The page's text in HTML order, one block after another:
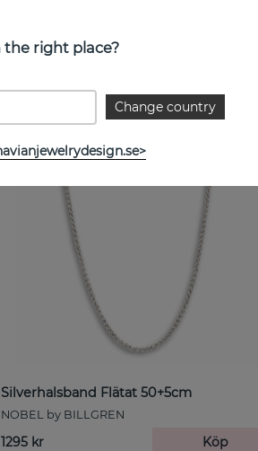
795 kr
Silverhalsband Flätat 50+5cm
NOBEL by BILLGREN
1295 kr Köp
the right place?
Change country